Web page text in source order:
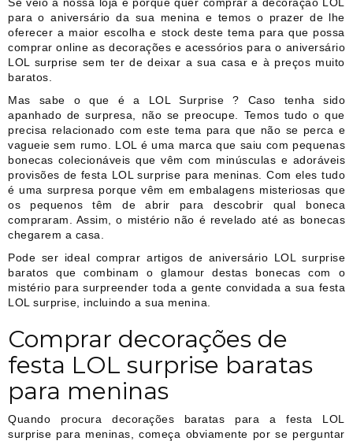
para o aniversário da sua menina e temos o prazer de lhe
oferecer a maior escolha e stock deste tema para que possa
comprar online as decorações e acessórios para o aniversário
LOL surprise sem ter de deixar a sua casa e à preços muito
baratos.
Mas sabe o que é a LOL Surprise ? Caso tenha sido
apanhado de surpresa, não se preocupe. Temos tudo o que
precisa relacionado com este tema para que não se perca e
vagueie sem rumo. LOL é uma marca que saiu com pequenas
bonecas colecionáveis que vêm com minúsculas e adoráveis
provisões de festa LOL surprise para meninas. Com eles tudo
é uma surpresa porque vêm em embalagens misteriosas que
os pequenos têm de abrir para descobrir qual boneca
compraram. Assim, o mistério não é revelado até as bonecas
chegarem a casa.
Pode ser ideal comprar artigos de aniversário LOL surprise
baratos que combinam o glamour destas bonecas com o
mistério para surpreender toda a gente convidada a sua festa
LOL surprise, incluindo a sua menina.
Comprar decorações de
festa LOL surprise baratas
para meninas
Quando procura decorações baratas para a festa LOL
surprise para meninas, começa obviamente por se perguntar